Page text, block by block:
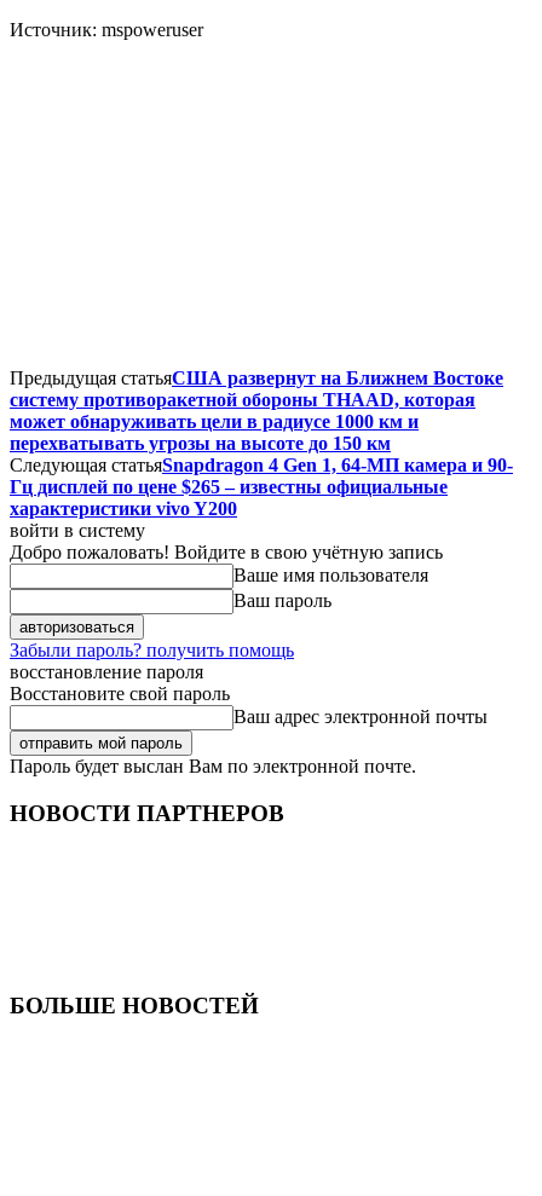
Источник: mspoweruser
Предыдущая статьяСША развернут на Ближнем Востоке
систему противоракетной обороны THAAD, которая
может обнаруживать цели в радиусе 1000 км и
перехватывать угрозы на высоте до 150 км
Следующая статьяSnapdragon 4 Gen 1, 64-МП камера и 90-
Гц дисплей по цене $265 – известны официальные
характеристики vivo Y200
войти в систему
Добро пожаловать! Войдите в свою учётную запись
Ваше имя пользователя
Ваш пароль
Забыли пароль? получить помощь
восстановление пароля
Восстановите свой пароль
Ваш адрес электронной почты
Пароль будет выслан Вам по электронной почте.
НОВОСТИ ПАРТНЕРОВ
БОЛЬШЕ НОВОСТЕЙ